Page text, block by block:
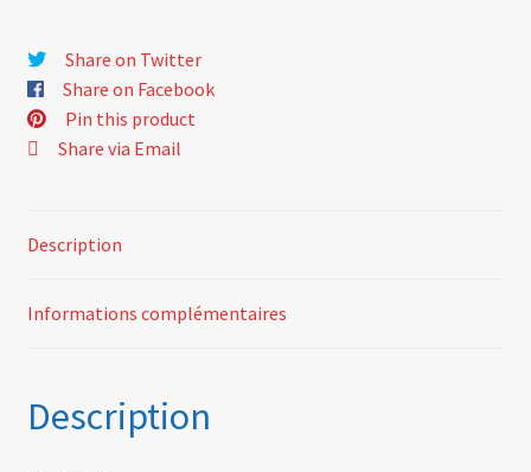
acier
inox
renforcé
sortie
Share on Twitter
Share on Facebook
Pin this product
Share via Email
Description
Informations complémentaires
Description